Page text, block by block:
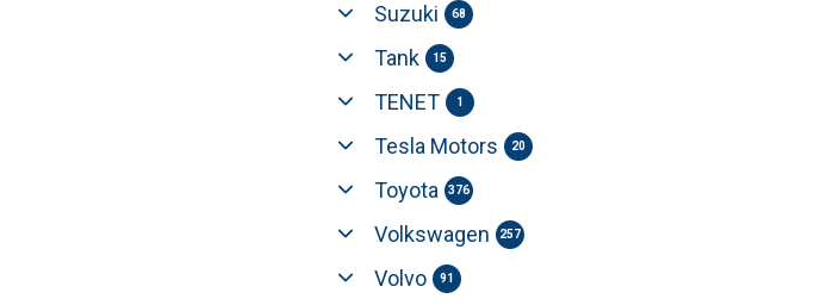
Suzuki 68
Tank 15
TENET 1
Tesla Motors 20
Toyota 376
Volkswagen 257
Volvo 91